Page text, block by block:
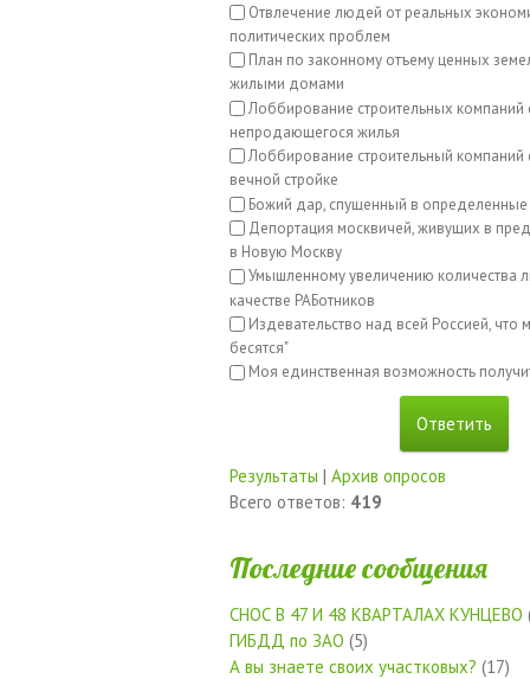
Отвлечение людей от реальных
политических проблем
План по законному отъему ценных
жилыми домами
Лоббирование строительных компаний
непродающегося жилья
Лоббирование строительный компаний
вечной стройке
Божий дар, спущенный в
Депортация москвичей, живущих в
в Новую Москву
Умышленному увеличению количества
качестве РАБотников
Издевательство над всей Россией, что
бесятся"
Моя единственная возможность
Результаты | Архив опросов
Всего ответов: 419
Последние сообщения
СНОС В 47 И 48 КВАРТАЛАХ КУНЦЕВО
ГИБДД по ЗАО (5)
А вы знаете своих участковых? (17)